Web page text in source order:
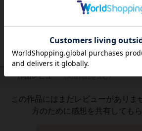
作品レビュー （関連商品を含む）
この作品にはまだレビューがありま
方のために感想を共有しても